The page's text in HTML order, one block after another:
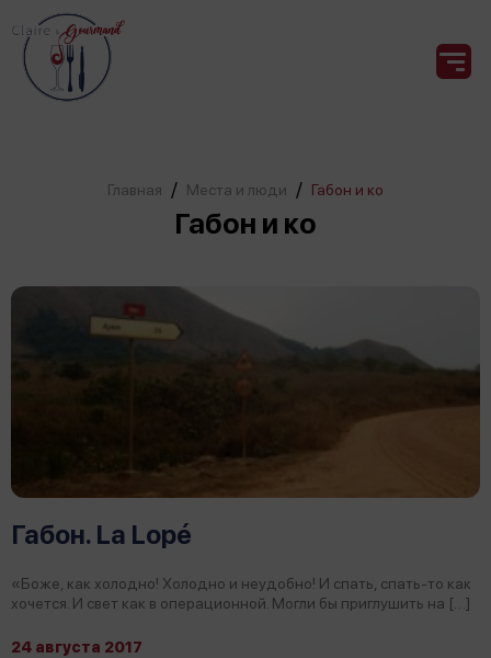
Главная / Места и люди / Габон и ко
Габон и ко
Габон. La Lopé
«Боже, как холодно! Холодно и неудобно! И спать, спать-то как
хочется. И свет как в операционной. Могли бы приглушить на […]
24 августа 2017